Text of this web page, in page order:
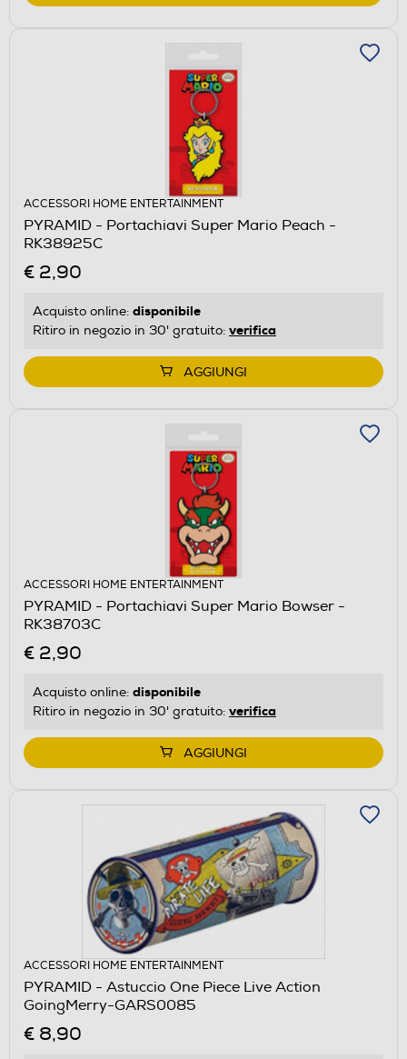
ACCESSORI HOME ENTERTAINMENT
PYRAMID - Portachiavi Super Mario Peach -
RK38925C
€ 2,90
Acquisto online: disponibile
Ritiro in negozio in 30' gratuito: verifica
AGGIUNGI
ACCESSORI HOME ENTERTAINMENT
PYRAMID - Portachiavi Super Mario Bowser -
RK38703C
€ 2,90
Acquisto online: disponibile
Ritiro in negozio in 30' gratuito: verifica
AGGIUNGI
ACCESSORI HOME ENTERTAINMENT
PYRAMID - Astuccio One Piece Live Action
GoingMerry-GARS0085
€ 8,90